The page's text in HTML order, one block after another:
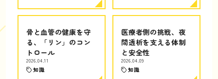
骨と血管の健康を守
る、「リン」のコン
トロール
2026.04.11
知識
医療者側の挑戦、夜
間透析を支える体制
と安全性
2026.04.09
知識